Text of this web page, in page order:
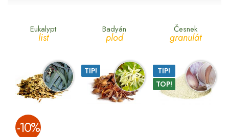
Eukalypt
list
­-10%
Badyán
plod
TIP!
Česnek
granulát
TIP!
TOP!